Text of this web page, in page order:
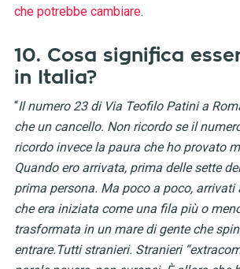
che potrebbe cambiare.
10. Cosa significa
in Italia?
“Il numero 23 di Via Teofilo Patini a
che un cancello. Non ricordo se il
ricordo invece la paura che ho provato
Quando ero arrivata, prima delle sette
prima persona. Ma poco a poco, arrivati
che era iniziata come una fila più o
trasformata in un mare di gente che
entrare.Tutti stranieri. Stranieri